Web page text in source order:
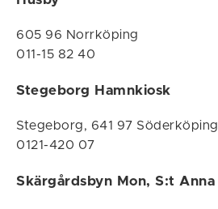
605 96 Norrköping
011-15 82 40
Stegeborg Hamnkiosk
Stegeborg, 641 97 Söderköping
0121-420 07
Skärgårdsbyn Mon, S:t Anna